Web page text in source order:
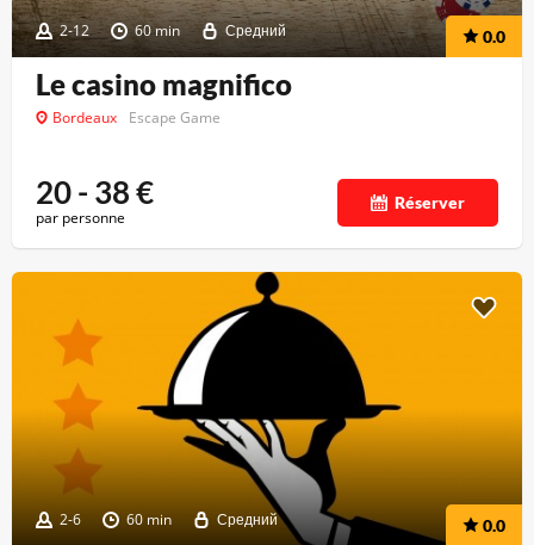
2-12 60 min Средний 0.0
Le casino magnifico
Bordeaux Escape Game
20 - 38€
par personne
Réserver
2-6 60 min Средний 0.0